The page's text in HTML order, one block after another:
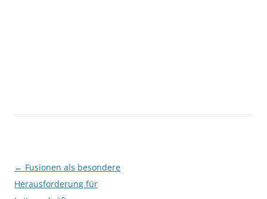
Beitragsnavigation
← Fusionen als besondere
Herausforderung für